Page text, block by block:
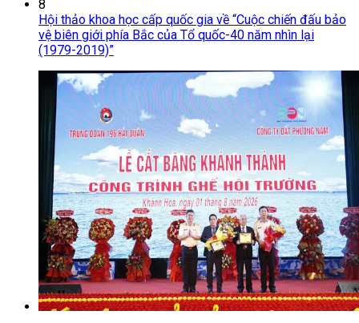
8
Hội thảo khoa học cấp quốc gia về “Cuộc chiến đấu bảo
vệ biên giới phía Bắc của Tổ quốc-40 năm nhìn lại
(1979-2019)”